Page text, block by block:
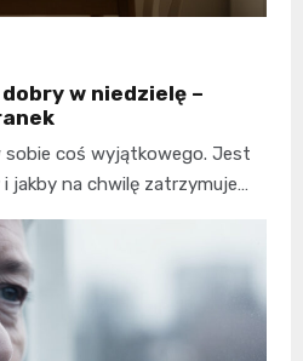
w niedzielę –
sobie coś wyjątkowego. Jest
jakby na chwilę zatrzymuje…